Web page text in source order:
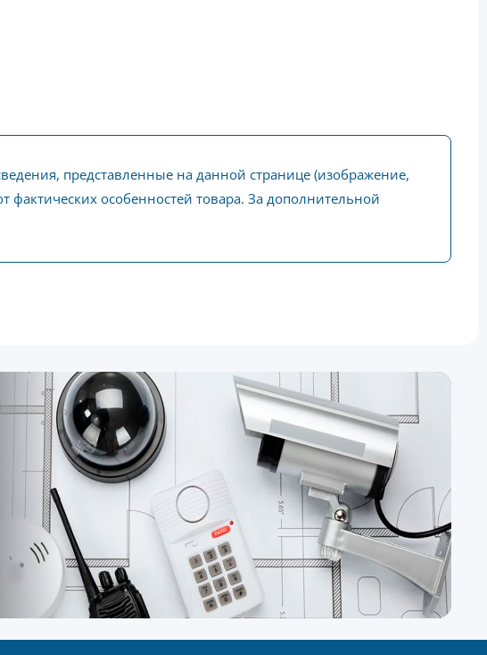
представленные на данной странице (изображение,
фактических особенностей товара. За дополнительной